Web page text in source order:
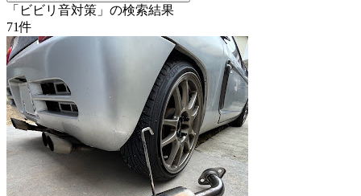
「ビビリ音対策」の検索結果
71件